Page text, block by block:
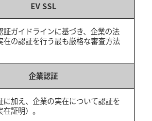
EV SSL
証ガイドラインに基づき、企業の法
在の認証を行う最も厳格な審査方法
企業認証
に加え、企業の実在について認証を
証明）。